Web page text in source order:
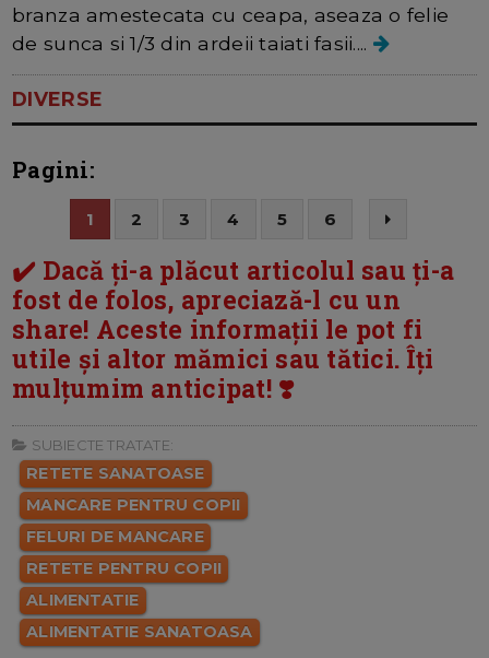
branza amestecata cu ceapa, aseaza o felie
de sunca si 1/3 din ardeii taiati fasii....
DIVERSE
Pagini:
1 2 3 4 5 6
✔️ Dacă ți-a plăcut articolul sau ți-a
fost de folos, apreciază-l cu un
share! Aceste informații le pot fi
utile și altor mămici sau tătici. Îți
mulțumim anticipat! ❣️
SUBIECTE TRATATE:
RETETE SANATOASE
MANCARE PENTRU COPII
FELURI DE MANCARE
RETETE PENTRU COPII
ALIMENTATIE
ALIMENTATIE SANATOASA